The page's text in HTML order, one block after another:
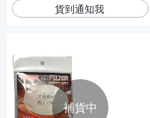
貨到通知我
補貨中